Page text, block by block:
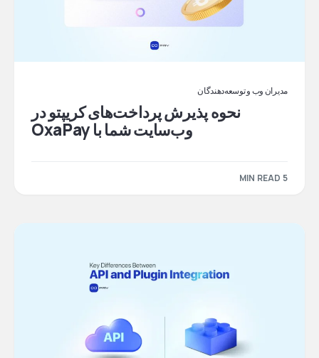
مدیران وب و توسعه‌دهندگان
نحوه پذیرش پرداخت‌های کریپتو در
وب‌سایت شما با OxaPay
5 MIN READ